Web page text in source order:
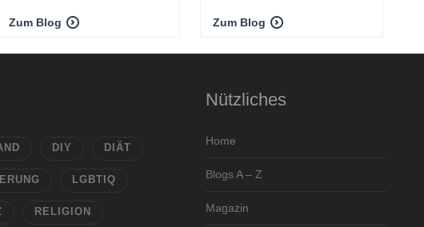
Zum Blog Zum Blog
DIY DIÄT
LGBTIQ
RELIGION
Nützliches
Home
Blogs A – Z
Magazin